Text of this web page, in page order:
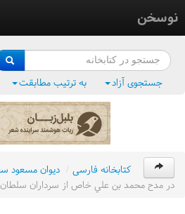
نوسخن
فرهنگ واژگان
جستجوی آزاد به ترتیب مطابقت
کتابخانه فارسی / ديوان مسعود
در مدح محمد بن علي خاص از سرداران سلطان